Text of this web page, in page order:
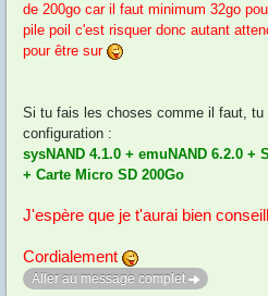
de 200go car il faut minimum 32go
pile poil c'est risquer donc autant
pour être sur
Si tu fais les choses comme il faut, tu
configuration :
sysNAND 4.1.0 + emuNAND 6.2.0 +
+ Carte Micro SD 200Go
J'espère que je t'aurai bien
Cordialement
Aller au message complet